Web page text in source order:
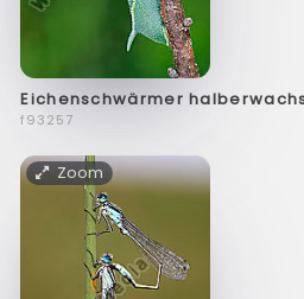
Eichenschwärmer
f93257
Zoom